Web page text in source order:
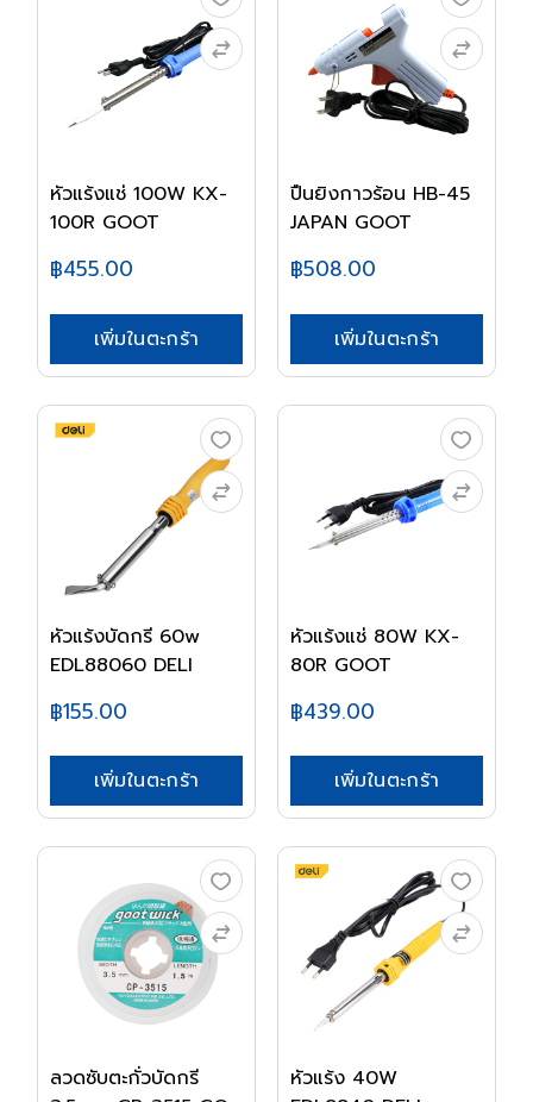
หัวแร้งแช่ 100W KX-
100R GOOT
฿455.00
เพิ่มในตะกร้า
ปืนยิงกาวร้อน HB-45
JAPAN GOOT
฿508.00
เพิ่มในตะกร้า
หัวแร้งบัดกรี 60w
EDL88060 DELI
฿155.00
เพิ่มในตะกร้า
หัวแร้งแช่ 80W KX-
80R GOOT
฿439.00
เพิ่มในตะกร้า
ลวดซับตะกั่วบัดกรี
หัวแร้ง 40W